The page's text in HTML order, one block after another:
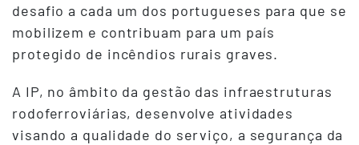
desafio a cada um dos portugueses para que se
mobilizem e contribuam para um país
protegido de incêndios rurais graves.
A IP, no âmbito da gestão das infraestruturas
rodoferroviárias, desenvolve atividades
visando a qualidade do serviço, a segurança da